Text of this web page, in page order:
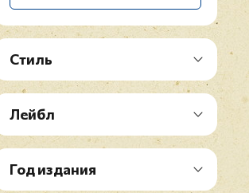
Стиль
Лейбл
Год издания